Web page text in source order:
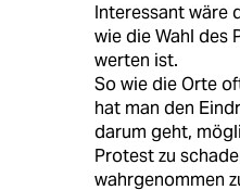
Interessant wäre
wie die Wahl des
werten ist.
So wie die Orte
hat man den
darum geht,
Protest zu
wahrgenommen